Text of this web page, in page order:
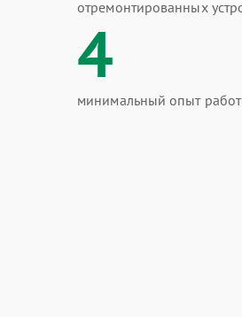
отремонтированных
4
минимальный опыт